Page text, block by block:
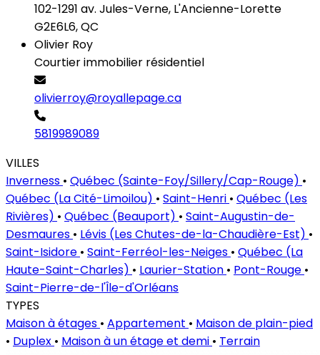
102-1291 av. Jules-Verne, L'Ancienne-Lorette
G2E6L6, QC
Olivier Roy
Courtier immobilier résidentiel
olivierroy@royallepage.ca
5819989089
VILLES
Inverness • Québec (Sainte-Foy/Sillery/Cap-Rouge) •
Québec (La Cité-Limoilou) • Saint-Henri • Québec (Les
Rivières) • Québec (Beauport) • Saint-Augustin-de-
Desmaures • Lévis (Les Chutes-de-la-Chaudière-Est) •
Saint-Isidore • Saint-Ferréol-les-Neiges • Québec (La
Haute-Saint-Charles) • Laurier-Station • Pont-Rouge •
Saint-Pierre-de-l'Île-d'Orléans
TYPES
Maison à étages • Appartement • Maison de plain-pied
• Duplex • Maison à un étage et demi • Terrain